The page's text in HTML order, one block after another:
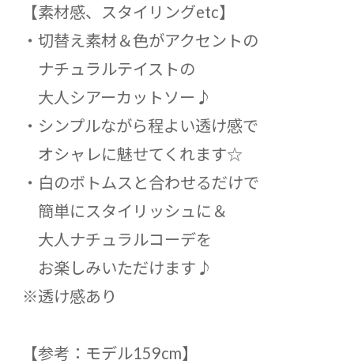
【素材感、スタイリングetc】
・切替え素材＆色がアクセントの
ナチュラルテイストの
大人シアーカットソー♪
・シンプルながら程よい透け感で
オシャレに魅せてくれます☆
・白のボトムスと合わせるだけで
簡単にスタイリッシュに＆
大人ナチュラルコーデを
お楽しみいただけます♪
※透け感あり
【参考：モデル159cm】